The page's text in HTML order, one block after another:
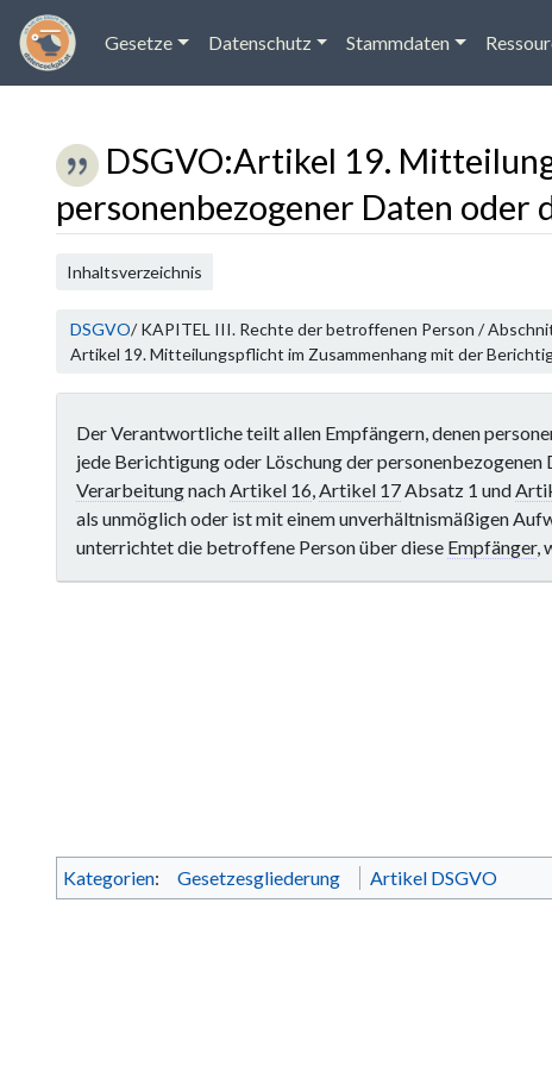
Gesetze Datenschutz Stammdaten
DSGVO:Artikel 19.
personenbezogener Daten oder
Wechseln zu:Navigation
Inhaltsverzeichnis
DSGVO/ KAPITEL III. Rechte der betroffenen Person /
Artikel 19. Mitteilungspflicht im Zusammenhang mit der
Der Verantwortliche teilt allen Empfängern, denen
jede Berichtigung oder Löschung der personenbezogenen
VerarbeitungnachArtikel 16,Artikel 17Absatz 1 und
als unmöglich oder ist mit einem unverhältnismäßigen
unterrichtet die betroffene Person über diese Empfänger,
Kategorien: Gesetzesgliederung Artikel DSGVO